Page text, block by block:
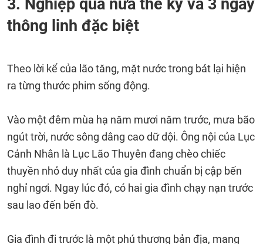
3. Nghiệp quả nửa thế kỷ và 3 ngày
thông linh đặc biệt
Theo lời kể của lão tăng, mặt nước trong bát lại hiện
ra từng thước phim sống động.
Vào một đêm mùa hạ năm mươi năm trước, mưa bão
ngút trời, nước sông dâng cao dữ dội. Ông nội của Lục
Cảnh Nhân là Lục Lão Thuyên đang chèo chiếc
thuyền nhỏ duy nhất của gia đình chuẩn bị cập bến
nghỉ ngơi. Ngay lúc đó, có hai gia đình chạy nạn trước
sau lao đến bến đò.
Gia đình đi trước là một phú thương bản địa, mang